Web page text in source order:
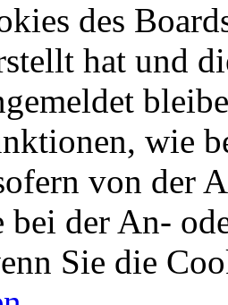
des
hat und
wie
von der
bei der An-
Sie die